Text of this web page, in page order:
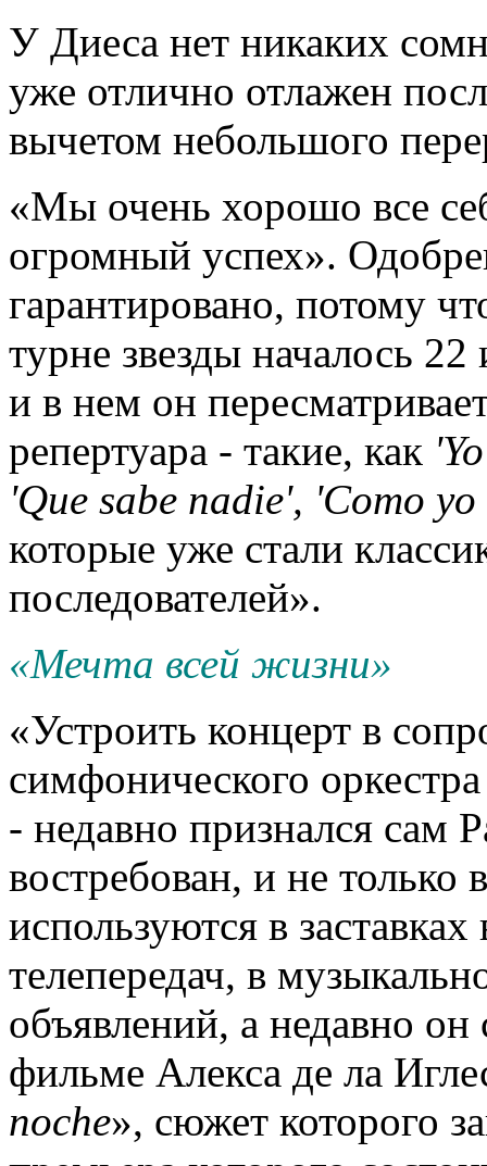
У Диеса нет никаких
уже отлично отлажен
вычетом небольшого
«Мы очень хорошо все
огромный успех».
гарантировано, потому
турне звезды началось
и в нем он
репертуара - такие, как
'Que sabe nadie', 'Como
которые уже стали
последователей».
«Мечта всей жизни»
«Устроить концерт в
симфонического
- недавно признался сам
востребован, и не только
используются в
телепередач, в
объявлений, а недавно
фильме Алекса де ла
noche», сюжет которого